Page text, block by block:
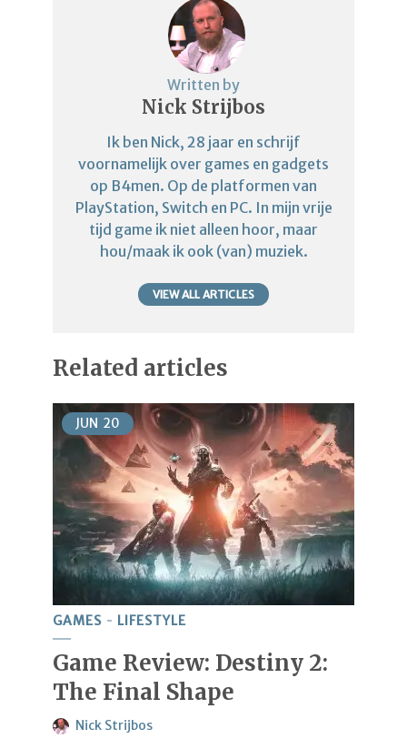
Written by
Nick Strijbos
Ik ben Nick, 28 jaar en schrijf
voornamelijk over games en gadgets
op B4men. Op de platformen van
PlayStation, Switch en PC. In mijn vrije
tijd game ik niet alleen hoor, maar
hou/maak ik ook (van) muziek.
VIEW ALL ARTICLES
Related articles
JUN 20
GAMES LIFESTYLE
Game Review: Destiny 2:
The Final Shape
Nick Strijbos